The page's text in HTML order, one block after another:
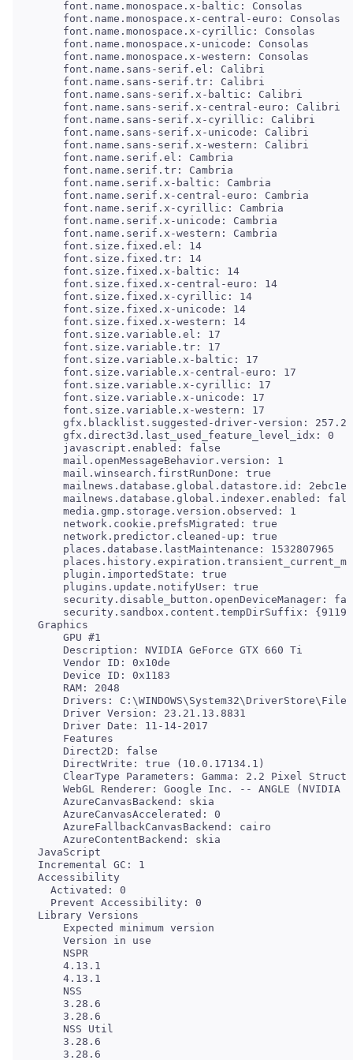
     font.name.monospace.x-baltic: Consolas
     font.name.monospace.x-central-euro: Consolas
     font.name.monospace.x-cyrillic: Consolas
     font.name.monospace.x-unicode: Consolas
     font.name.monospace.x-western: Consolas
     font.name.sans-serif.el: Calibri
     font.name.sans-serif.tr: Calibri
     font.name.sans-serif.x-baltic: Calibri
     font.name.sans-serif.x-central-euro: Calibri
     font.name.sans-serif.x-cyrillic: Calibri
     font.name.sans-serif.x-unicode: Calibri
     font.name.sans-serif.x-western: Calibri
     font.name.serif.el: Cambria
     font.name.serif.tr: Cambria
     font.name.serif.x-baltic: Cambria
     font.name.serif.x-central-euro: Cambria
     font.name.serif.x-cyrillic: Cambria
     font.name.serif.x-unicode: Cambria
     font.name.serif.x-western: Cambria
     font.size.fixed.el: 14
     font.size.fixed.tr: 14
     font.size.fixed.x-baltic: 14
     font.size.fixed.x-central-euro: 14
     font.size.fixed.x-cyrillic: 14
     font.size.fixed.x-unicode: 14
     font.size.fixed.x-western: 14
     font.size.variable.el: 17
     font.size.variable.tr: 17
     font.size.variable.x-baltic: 17
     font.size.variable.x-central-euro: 17
     font.size.variable.x-cyrillic: 17
     font.size.variable.x-unicode: 17
     font.size.variable.x-western: 17
     gfx.blacklist.suggested-driver-version: 257.21
     gfx.direct3d.last_used_feature_level_idx: 0
     javascript.enabled: false
     mail.openMessageBehavior.version: 1
     mail.winsearch.firstRunDone: true
mailnews.database.global.datastore.id:
mailnews.database.global.indexer.enabled:
     media.gmp.storage.version.observed: 1
     network.cookie.prefsMigrated: true
     network.predictor.cleaned-up: true
     places.database.lastMaintenance: 1532807965
     plugin.importedState: true
     plugins.update.notifyUser: true
security.disable_button.openDeviceManager:
     GPU #1
     Description: NVIDIA GeForce GTX 660 Ti
     Vendor ID: 0x10de
     Device ID: 0x1183
     RAM: 2048
Drivers:
     Driver Version: 23.21.13.8831
     Features
     Direct2D: false
     DirectWrite: true (10.0.17134.1)
ClearType Parameters: Gamma: 2.2 Pixel
     AzureCanvasBackend: skia
     AzureCanvasAccelerated: 0
     AzureFallbackCanvasBackend: cairo
   Activated: 0
     Expected minimum version
     NSPR
     4.13.1
     NSS
     3.28.6
     NSS Util
     3.28.6